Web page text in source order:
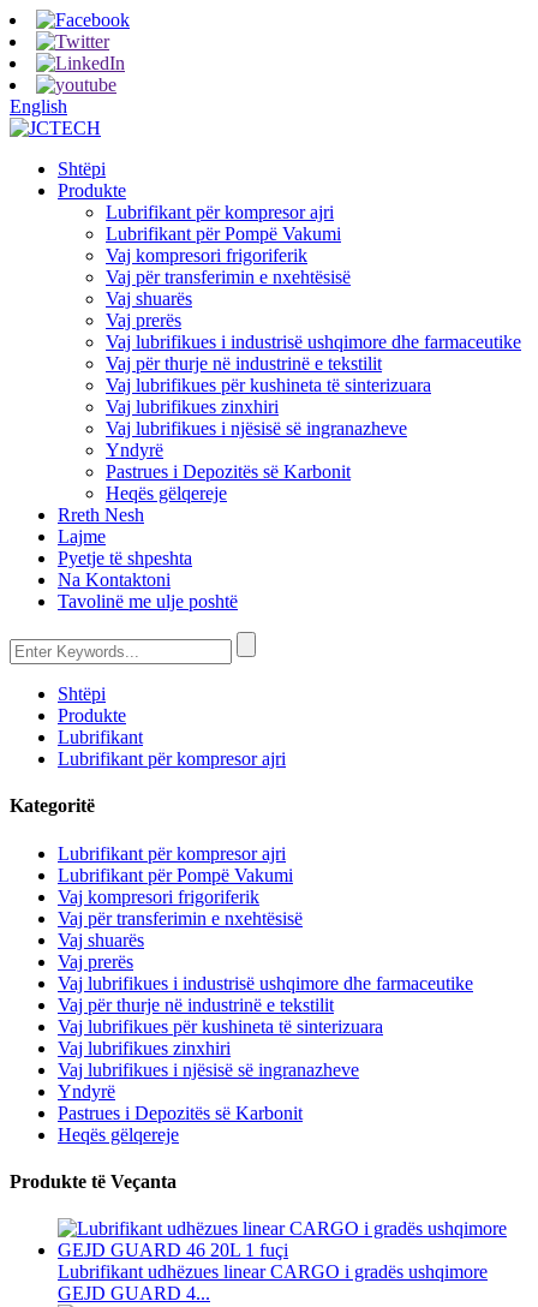
English
Shtëpi
Produkte
Lubrifikant për kompresor ajri
Lubrifikant për Pompë Vakumi
Vaj kompresori frigoriferik
Vaj për transferimin e nxehtësisë
Vaj shuarës
Vaj prerës
Vaj lubrifikues i industrisë ushqimore dhe farmaceutike
Vaj për thurje në industrinë e tekstilit
Vaj lubrifikues për kushineta të sinterizuara
Vaj lubrifikues zinxhiri
Vaj lubrifikues i njësisë së ingranazheve
Yndyrë
Pastrues i Depozitës së Karbonit
Heqës gëlqereje
Rreth Nesh
Lajme
Pyetje të shpeshta
Na Kontaktoni
Tavolinë me ulje poshtë
Shtëpi
Produkte
Lubrifikant
Lubrifikant për kompresor ajri
Kategoritë
Lubrifikant për kompresor ajri
Lubrifikant për Pompë Vakumi
Vaj kompresori frigoriferik
Vaj për transferimin e nxehtësisë
Vaj shuarës
Vaj prerës
Vaj lubrifikues i industrisë ushqimore dhe farmaceutike
Vaj për thurje në industrinë e tekstilit
Vaj lubrifikues për kushineta të sinterizuara
Vaj lubrifikues zinxhiri
Vaj lubrifikues i njësisë së ingranazheve
Yndyrë
Pastrues i Depozitës së Karbonit
Heqës gëlqereje
Produkte të Veçanta
Lubrifikant udhëzues linear CARGO i gradës ushqimore
GEJD GUARD 4...